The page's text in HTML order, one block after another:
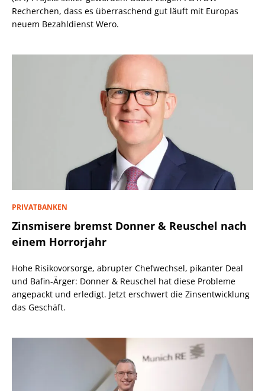
Recherchen, dass es überraschend gut läuft mit Europas
neuem Bezahldienst Wero.
PRIVATBANKEN
Zinsmisere bremst Donner & Reuschel nach
einem Horrorjahr
Hohe Risikovorsorge, abrupter Chefwechsel, pikanter Deal
und Bafin-Ärger: Donner & Reuschel hat diese Probleme
angepackt und erledigt. Jetzt erschwert die Zinsentwicklung
das Geschäft.